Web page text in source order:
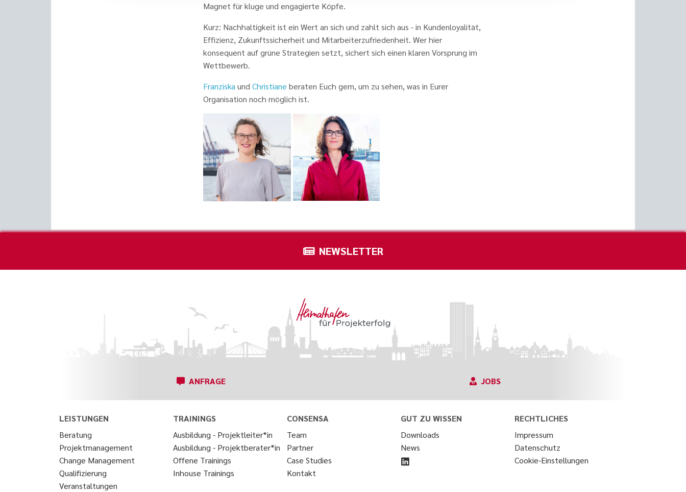
Magnet für kluge und engagierte Köpfe.
Kurz: Nachhaltigkeit ist ein Wert an sich und zahlt sich aus - in Kundenloyalität,
Effizienz, Zukunftssicherheit und Mitarbeiterzufriedenheit. Wer hier
konsequent auf grüne Strategien setzt, sichert sich einen klaren Vorsprung im
Wettbewerb.
Franziska und Christiane beraten Euch gern, um zu sehen, was in Eurer
Organisation noch möglich ist.
NEWSLETTER
ANFRAGE JOBS
LEISTUNGEN
Beratung
Projektmanagement
Change Management
Qualifizierung
Veranstaltungen
TRAININGS
Ausbildung - Projektleiter*in
Ausbildung - Projektberater*in
Offene Trainings
Inhouse Trainings
CONSENSA
Team
Partner
Case Studies
Kontakt
GUT ZU WISSEN
Downloads
News
RECHTLICHES
Impressum
Datenschutz
Cookie-Einstellungen